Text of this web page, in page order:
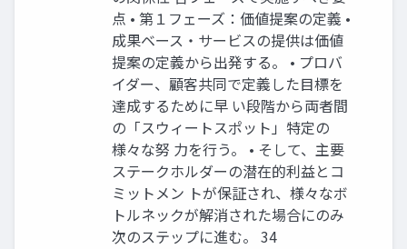
点 • 第１フェーズ：価値提案の定義 •
成果ベース・サービスの提供は価値
提案の定義から出発する。 • プロバ
イダー、顧客共同で定義した目標を
達成するために早 い段階から両者間
の「スウィートスポット」特定の
様々な努 力を行う。 • そして、主要
ステークホルダーの潜在的利益とコ
ミットメン トが保証され、様々なボ
トルネックが解消された場合にのみ
次のステップに進む。 34